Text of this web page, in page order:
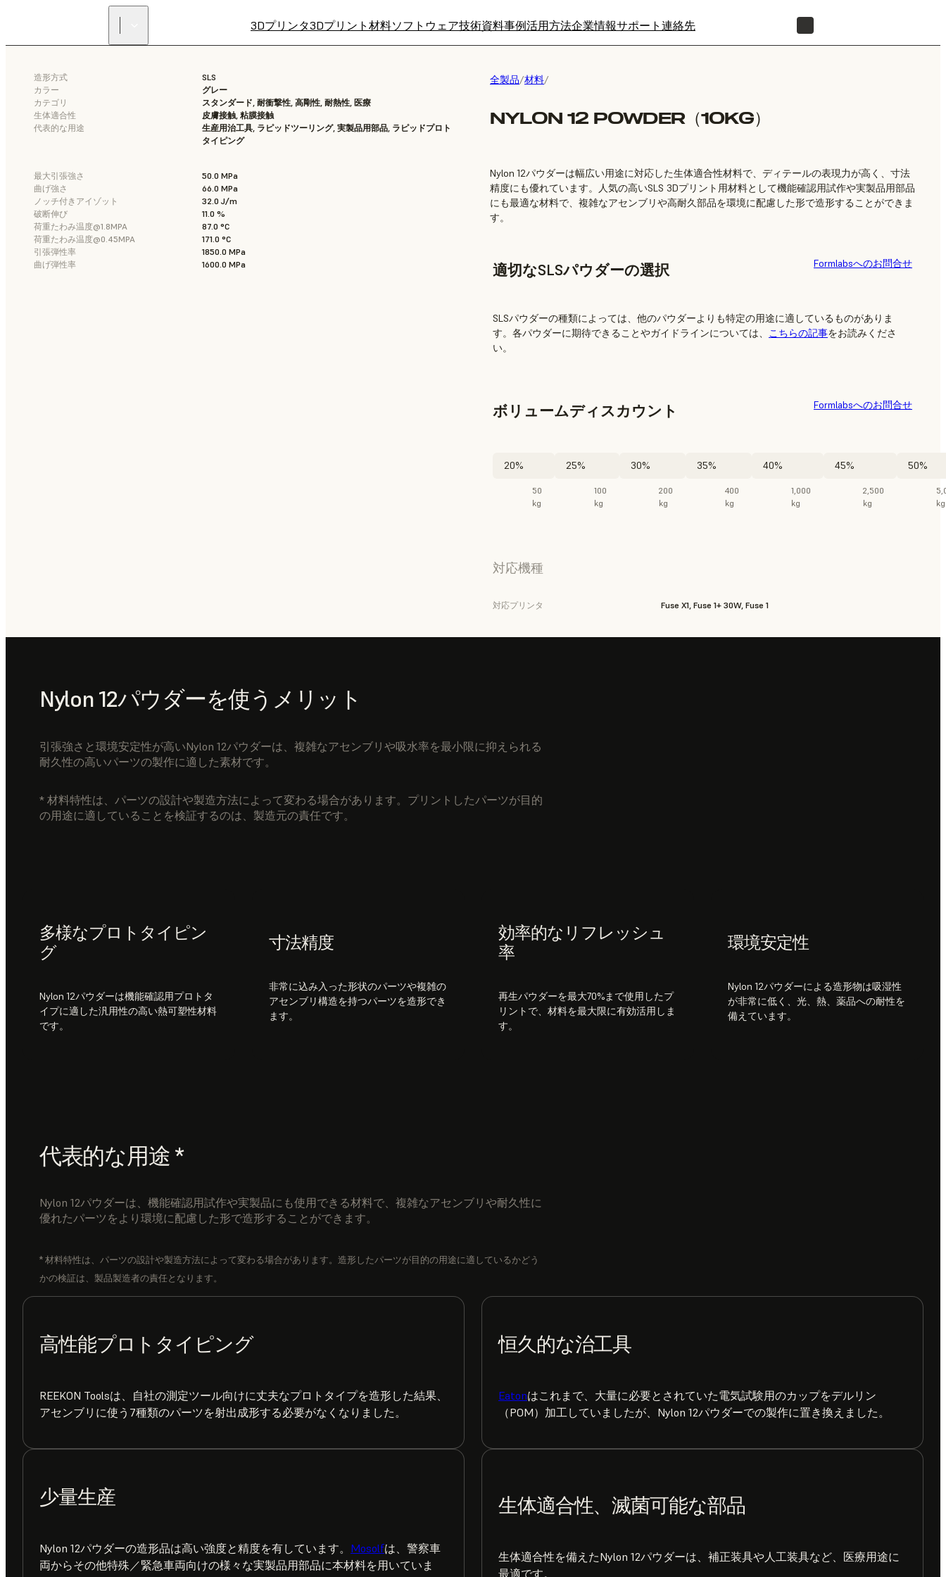
3Dプリンタ3Dプリント材料ソフトウェア技術資料事例活用方法企業情報サポート 連絡先
全製品/材料/
NYLON 12 POWDER（10KG）
造形方式
SLS
カラー
グレー
カテゴリ
スタンダード, 耐衝撃性, 高剛性, 耐熱性, 医療
生体適合性
皮膚接触, 粘膜接触
代表的な用途
生産用治工具, ラピッドツーリング, 実製品用部品, ラピッドプロト
タイピング
最大引張強さ
50.0 MPa
曲げ強さ
66.0 MPa
ノッチ付きアイゾット
32.0 J/m
破断伸び
11.0 %
荷重たわみ温度@1.8MPA
87.0 °C
荷重たわみ温度@0.45MPA
171.0 °C
引張弾性率
1850.0 MPa
曲げ弾性率
1600.0 MPa
Nylon 12パウダーは幅広い用途に対応した生体適合性材料で、ディテールの表現力が高く、寸法
精度にも優れています。人気の高いSLS 3Dプリント用材料として機能確認用試作や実製品用部品
にも最適な材料で、複雑なアセンブリや高耐久部品を環境に配慮した形で造形することができま
す。
適切なSLSパウダーの選択
SLSパウダーの種類によっては、他のパウダーよりも特定の用途に適しているものがありま
す。各パウダーに期待できることやガイドラインについては、 こちらの記事をお読みくださ
い。
Formlabsへのお問合せ
ボリュームディスカウント
20%
50
kg
25%
100
kg
30%
200
kg
35%
400
kg
40%
1,000
kg
45%
2,500
kg
50%
kg
Formlabsへのお問合せ
対応機種
対応プリンタ Fuse X1, Fuse 1+ 30W, Fuse 1
Nylon 12パウダーを使うメリット
引張強さと環境安定性が高いNylon 12パウダーは、複雑なアセンブリや吸水率を最小限に抑えられる
耐久性の高いパーツの製作に適した素材です。
* 材料特性は、パーツの設計や製造方法によって変わる場合があります。プリントしたパーツが目的
の用途に適していることを検証するのは、製造元の責任です。
多様なプロトタイピン
グ
Nylon 12パウダーは機能確認用プロトタ
イプに適した汎用性の高い熱可塑性材料
です。
寸法精度
非常に込み入った形状のパーツや複雑の
アセンブリ構造を持つパーツを造形でき
ます。
効率的なリフレッシュ
率
再生パウダーを最大70%まで使用したプ
リントで、材料を最大限に有効活用しま
す。
環境安定性
Nylon 12パウダーによる造形物は吸湿性
が非常に低く、光、熱、薬品への耐性を
備えています。
代表的な用途 *
Nylon 12パウダーは、機能確認用試作や実製品にも使用できる材料で、複雑なアセンブリや耐久性に
優れたパーツをより環境に配慮した形で造形することができます。
* 材料特性は、パーツの設計や製造方法によって変わる場合があります。造形したパーツが目的の用途に適しているかどう
かの検証は、製品製造者の責任となります。
高性能プロトタイピング
REEKON Toolsは、自社の測定ツール向けに丈夫なプロトタイプを造形した結果、
アセンブリに使う7種類のパーツを射出成形する必要がなくなりました。
恒久的な治工具
Eatonはこれまで、大量に必要とされていた電気試験用のカップをデルリン
（POM）加工していましたが、Nylon 12パウダーでの製作に置き換えました。
少量生産
Nylon 12パウダーの造形品は高い強度と精度を有しています。 Mosolfは、警察車
両からその他特殊／緊急車両向けの様々な実製品用部品に本材料を用いていま
生体適合性、滅菌可能な部品
生体適合性を備えたNylon 12パウダーは、補正装具や人工装具など、医療用途に
最適です。